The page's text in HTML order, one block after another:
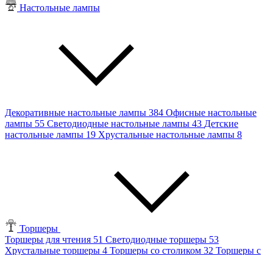
Настольные лампы
Декоративные настольные лампы 384 Офисные настольные
лампы 55 Светодиодные настольные лампы 43 Детские
настольные лампы 19 Хрустальные настольные лампы 8
Торшеры
Торшеры для чтения 51 Светодиодные торшеры 53
Хрустальные торшеры 4 Торшеры со столиком 32 Торшеры с